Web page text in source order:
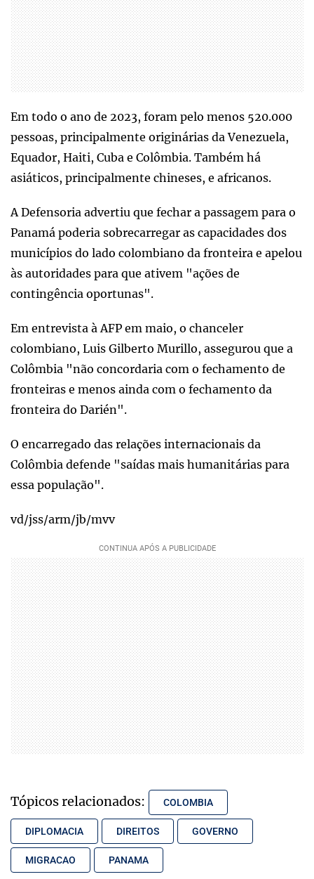
Em todo o ano de 2023, foram pelo menos 520.000
pessoas, principalmente originárias da Venezuela,
Equador, Haiti, Cuba e Colômbia. Também há
asiáticos, principalmente chineses, e africanos.
A Defensoria advertiu que fechar a passagem para o
Panamá poderia sobrecarregar as capacidades dos
municípios do lado colombiano da fronteira e apelou
às autoridades para que ativem "ações de
contingência oportunas".
Em entrevista à AFP em maio, o chanceler
colombiano, Luis Gilberto Murillo, assegurou que a
Colômbia "não concordaria com o fechamento de
fronteiras e menos ainda com o fechamento da
fronteira do Darién".
O encarregado das relações internacionais da
Colômbia defende "saídas mais humanitárias para
essa população".
vd/jss/arm/jb/mvv
Tópicos relacionados: COLOMBIA
DIPLOMACIA DIREITOS GOVERNO
MIGRACAO PANAMA